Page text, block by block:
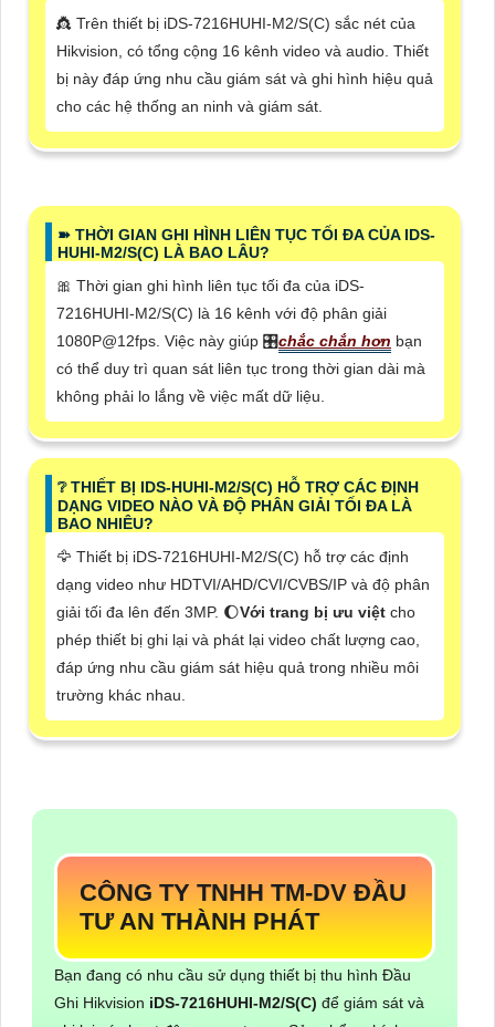
👸 Trên thiết bị iDS-7216HUHI-M2/S(C) sắc nét của
Hikvision, có tổng cộng 16 kênh video và audio. Thiết
bị này đáp ứng nhu cầu giám sát và ghi hình hiệu quả
cho các hệ thống an ninh và giám sát.
➽ THỜI GIAN GHI HÌNH LIÊN TỤC TỐI ĐA CỦA IDS-
HUHI-M2/S(C) LÀ BAO LÂU?
🎀 Thời gian ghi hình liên tục tối đa của iDS-
7216HUHI-M2/S(C) là 16 kênh với độ phân giải
1080P@12fps. Việc này giúp 🎛chắc chắn hơn bạn
có thể duy trì quan sát liên tục trong thời gian dài mà
không phải lo lắng về việc mất dữ liệu.
❔ THIẾT BỊ IDS-HUHI-M2/S(C) HỖ TRỢ CÁC ĐỊNH
DẠNG VIDEO NÀO VÀ ĐỘ PHÂN GIẢI TỐI ĐA LÀ
BAO NHIÊU?
🦅 Thiết bị iDS-7216HUHI-M2/S(C) hỗ trợ các định
dạng video như HDTVI/AHD/CVI/CVBS/IP và độ phân
giải tối đa lên đến 3MP. 🌔Với trang bị ưu việt cho
phép thiết bị ghi lại và phát lại video chất lượng cao,
đáp ứng nhu cầu giám sát hiệu quả trong nhiều môi
trường khác nhau.
CÔNG TY TNHH TM-DV ĐẦU
TƯ AN THÀNH PHÁT
Bạn đang có nhu cầu sử dụng thiết bị thu hình Đầu
Ghi Hikvision iDS-7216HUHI-M2/S(C) để giám sát và